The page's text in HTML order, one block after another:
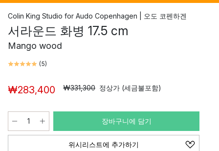
Colin King Studio for Audo Copenhagen | 오도 코펜하겐
서라운드 화병 17.5 cm
Mango wood
(5)
₩283,400 ₩331,300 정상가 (세금불포함)
장바구니에 담기
위시리스트에 추가하기